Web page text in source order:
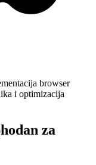
browser
i optimizacija
za